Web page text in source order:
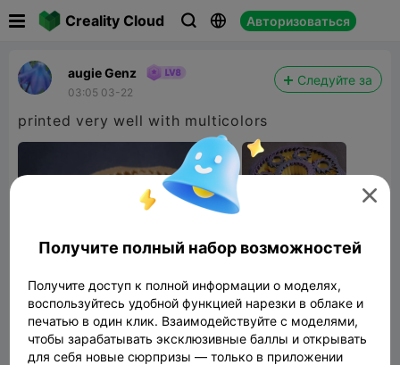
Creality Cloud   Авторизоваться
augie Genz
03:05 03-22
Следуйте за
printed very well with multicolors

Получите полный набор возможностей
Получите доступ к полной информации о моделях,
воспользуйтесь удобной функцией нарезки в облаке и
печатью в один клик. Взаимодействуйте с моделями,
чтобы зарабатывать эксклюзивные баллы и открывать
для себя новые сюрпризы — только в приложении